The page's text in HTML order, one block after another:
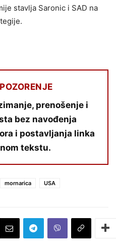
stavlja Saronic i SAD na
prenošenje i
bez navođenja
i postavljanja linka
tekstu.
mornarica USA